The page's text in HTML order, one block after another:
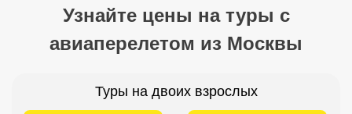
Узнайте цены на туры с
авиаперелетом из Москвы
Туры на двоих взрослых
ТОП 10 недорогих отелей